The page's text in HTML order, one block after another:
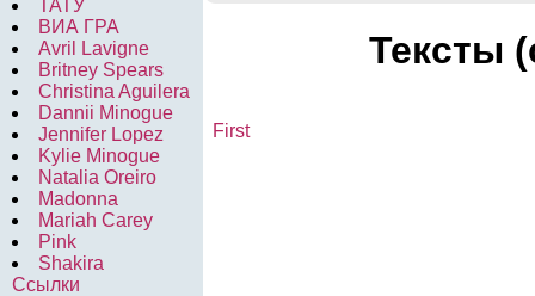
ТАТУ
ВИА ГРА
Avril Lavigne
Britney Spears
Christina Aguilera
Dannii Minogue
Jennifer Lopez
Kylie Minogue
Natalia Oreiro
Madonna
Mariah Carey
Pink
Shakira
Ссылки
Тексты
First